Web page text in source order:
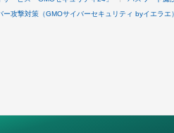
ー攻撃対策（GMOサイバーセキュリティ byイエラエ）